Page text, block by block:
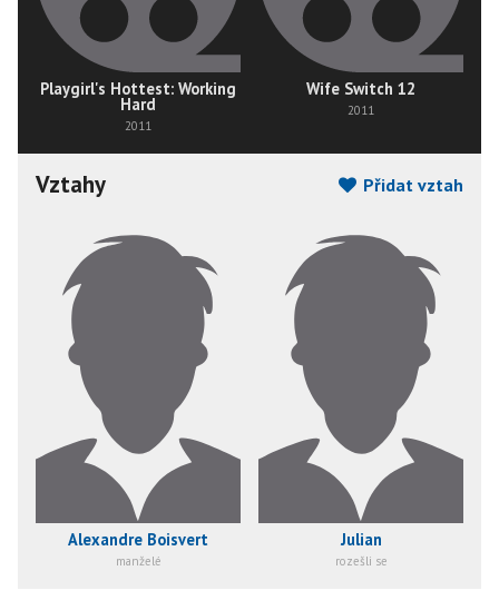
Playgirl's Hottest: Working
Hard
2011
Wife Switch 12
2011
Vztahy Přidat vztah
Alexandre Boisvert
manželé
Julian
rozešli se